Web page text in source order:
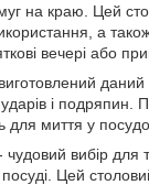
на краю. Цей
а
вечері або
даний
ударів і
для миття у
вибір для
Цей